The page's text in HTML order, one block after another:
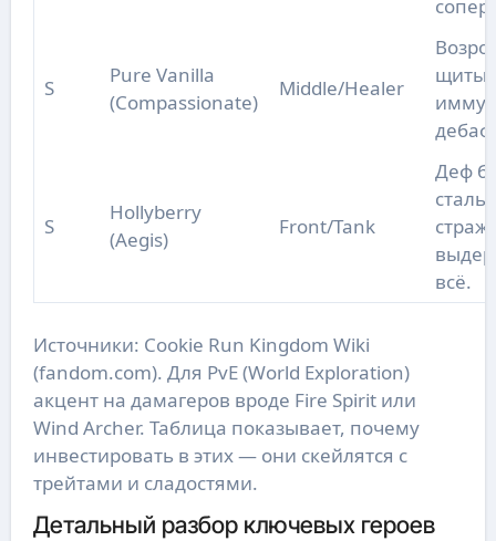
S
Pure Vanilla
(Compassionate)
Middle/Healer
щиты,
S
Hollyberry
(Aegis)
Front/Tank
Деф
всё.
Источники: Cookie Run Kingdom Wiki
(fandom.com). Для PvE (World Exploration)
акцент на дамагеров вроде Fire Spirit или
Wind Archer. Таблица показывает, почему
инвестировать в этих — они скейлятся с
трейтами и сладостями.
Детальный разбор ключевых героев